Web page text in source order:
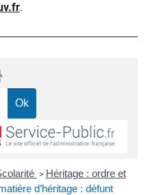
.
> Héritage : ordre et
d’héritage : défunt